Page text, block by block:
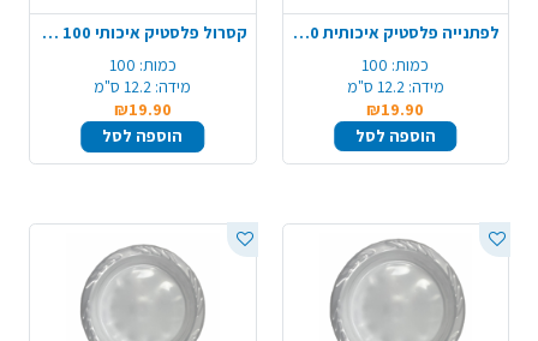
לפתנייה פלסטיק איכותית 100 יח' - שקוף
כמות: 100
מידה: 12.2 ס"מ
₪19.90
הוספה לסל
קסרול פלסטיק איכותי 100 יח' - שקוף
כמות: 100
מידה: 12.2 ס"מ
₪19.90
הוספה לסל